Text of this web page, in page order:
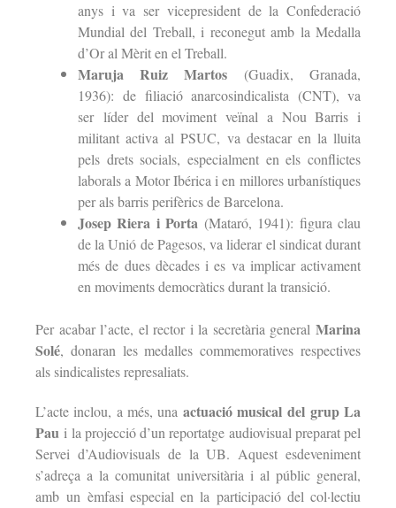
anys i va ser vicepresident de la Confederació
Mundial del Treball, i reconegut amb la Medalla
d’Or al Mèrit en el Treball.
Maruja Ruiz Martos (Guadix, Granada,
1936): de filiació anarcosindicalista (CNT), va
ser líder del moviment veïnal a Nou Barris i
militant activa al PSUC, va destacar en la lluita
pels drets socials, especialment en els conflictes
laborals a Motor Ibérica i en millores urbanístiques
per als barris perifèrics de Barcelona.
Josep Riera i Porta (Mataró, 1941): figura clau
de la Unió de Pagesos, va liderar el sindicat durant
més de dues dècades i es va implicar activament
en moviments democràtics durant la transició.
Per acabar l’acte, el rector i la secretària general Marina
Solé, donaran les medalles commemoratives respectives
als sindicalistes represaliats.
L’acte inclou, a més, una actuació musical del grup La
Pau i la projecció d’un reportatge audiovisual preparat pel
Servei d’Audiovisuals de la UB. Aquest esdeveniment
s’adreça a la comunitat universitària i al públic general,
amb un èmfasi especial en la participació del col·lectiu